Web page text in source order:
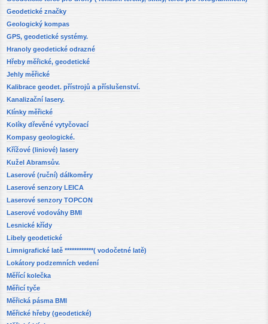
Geodetické značky
Geologický kompas
GPS, geodetické systémy.
Hranoly geodetické odrazné
Hřeby měřické, geodetické
Jehly měřické
Kalibrace geodet. přístrojů a příslušenství.
Kanalizační lasery.
Klínky měřické
Kolíky dřevěné vytyčovací
Kompasy geologické.
Křížové (liniové) lasery
Kužel Abramsův.
Laserové (ruční) dálkoměry
Laserové senzory LEICA
Laserové senzory TOPCON
Laserové vodováhy BMI
Lesnické křídy
Libely geodetické
Limnigrafické latě ************( vodočetné latě)
Lokátory podzemních vedení
Měřící kolečka
Měřicí tyče
Měřická pásma BMI
Měřické hřeby (geodetické)